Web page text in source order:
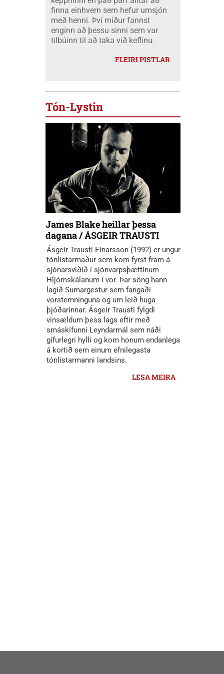
finna einhvern sem hefur umsjón
með henni. Því miður fannst
enginn að þessu sinni sem var
tilbúinn til að taka við keflinu.
FLEIRI PISTLAR
Tón-Lystin
James Blake heillar þessa
dagana / ÁSGEIR TRAUSTI
Ásgeir Trausti Einarsson (1992) er ungur
tónlistarmaður sem kom fyrst fram á
sjónarsviðið í sjónvarpsþættinum
Hljómskálanum í vor. Þar söng hann
lagið Sumargestur sem fangaði
vorstemninguna og um leið huga
þjóðarinnar. Ásgeir Trausti fylgdi
vinsældum þess lags eftir með
smáskífunni Leyndarmál sem náði
gífurlegri hylli og kom honum endanlega
á kortið sem einum efnilegasta
tónlistarmanni landsins.
LESA MEIRA